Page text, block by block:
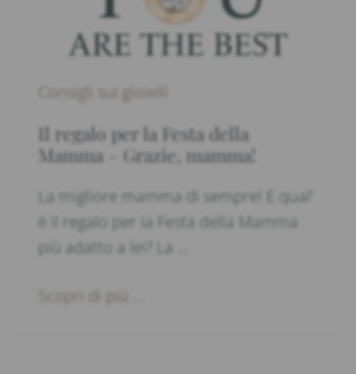
Consigli sui gioielli
Il regalo per la Festa della
Mamma – Grazie, mamma!
La migliore mamma di sempre! E qual’
è il regalo per la Festa della Mamma
più adatto a lei? La …
Scopri di più ...